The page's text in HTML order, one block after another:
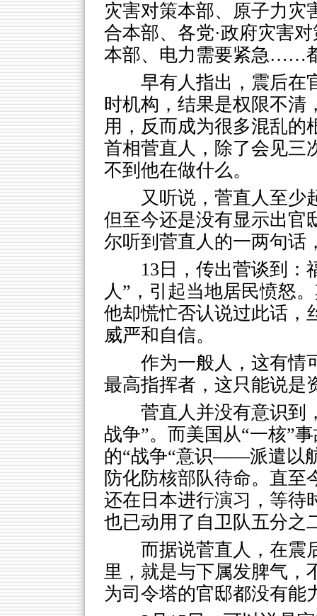
灾害对策本部、原子力灾
合本部、各党·政府灾害
本部、电力需要紧急……
早有人指出，震后在
时机构，结果是权限不清
用，反而成为很多混乱的
首相菅直人，除了会见三
不到他在做什么。
又听说，菅直人至少
但至今还是没有显示出官
尔听到菅直人的一两句话
13日，传出菅谈到：
人”，引起当地居民愤怒
他却慌忙否认说过此话，
威严和自信。
作为一般人，这有情
最高指挥者，这只能说是
菅直人并没有意识到
战争”。而美国从“一核”
的“战争“意识——派遣以
防化防核部队待命。直至
还在日本进行演习，等待
也已动用了自卫队五分之
而据说菅直人，在震
里，就是与下属发脾气，
为司令塔的官邸都没有能